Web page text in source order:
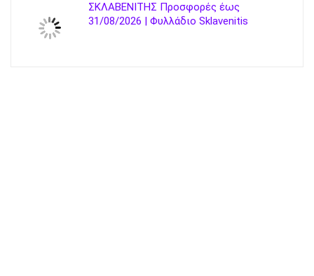
ΣΚΛΑΒΕΝΙΤΗΣ Προσφορές έως
31/08/2026 | Φυλλάδιο Sklavenitis